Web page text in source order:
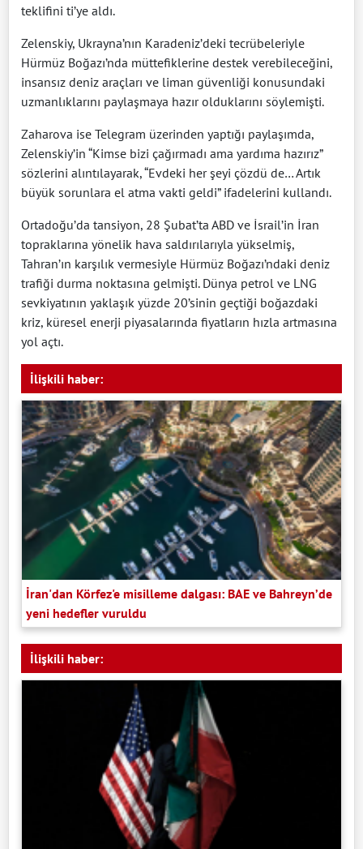
teklifini ti’ye aldı.
Zelenskiy, Ukrayna’nın Karadeniz’deki tecrübeleriyle
Hürmüz Boğazı’nda müttefiklerine destek verebileceğini,
insansız deniz araçları ve liman güvenliği konusundaki
uzmanlıklarını paylaşmaya hazır olduklarını söylemişti.
Zaharova ise Telegram üzerinden yaptığı paylaşımda,
Zelenskiy’in “Kimse bizi çağırmadı ama yardıma hazırız”
sözlerini alıntılayarak, “Evdeki her şeyi çözdü de… Artık
büyük sorunlara el atma vakti geldi” ifadelerini kullandı.
Ortadoğu’da tansiyon, 28 Şubat’ta ABD ve İsrail’in İran
topraklarına yönelik hava saldırılarıyla yükselmiş,
Tahran’ın karşılık vermesiyle Hürmüz Boğazı’ndaki deniz
trafiği durma noktasına gelmişti. Dünya petrol ve LNG
sevkiyatının yaklaşık yüzde 20’sinin geçtiği boğazdaki
kriz, küresel enerji piyasalarında fiyatların hızla artmasına
yol açtı.
İlişkili haber:
İran'dan Körfez'e misilleme dalgası: BAE ve Bahreyn’de
yeni hedefler vuruldu
İlişkili haber: